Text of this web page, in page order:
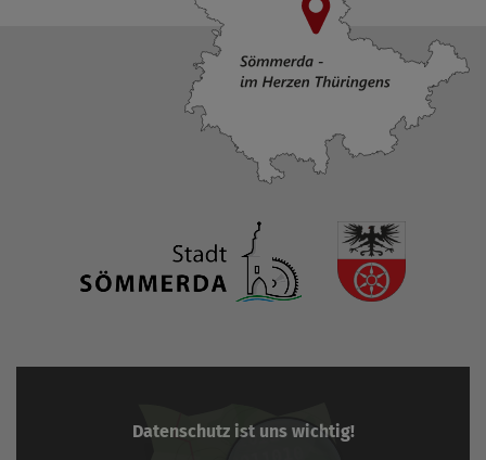
Datenschutz ist uns wichtig!